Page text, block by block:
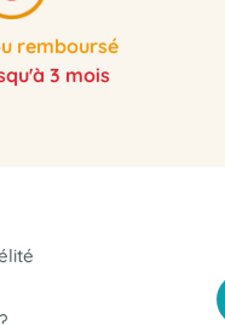
remboursé
3 mois